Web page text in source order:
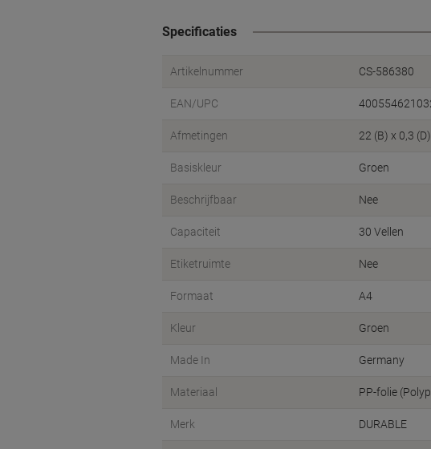
Specificaties
Artikelnummer CS-586380
EAN/UPC
Afmetingen 22 (B) x 0,3
Basiskleur Groen
Beschrijfbaar Nee
Capaciteit 30 Vellen
Etiketruimte Nee
Formaat A4
Kleur Groen
Made In Germany
Materiaal PP-folie
Merk DURABLE